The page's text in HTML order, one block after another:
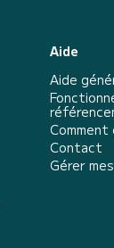
Aide
Aide
Comment
Contact
Gérer